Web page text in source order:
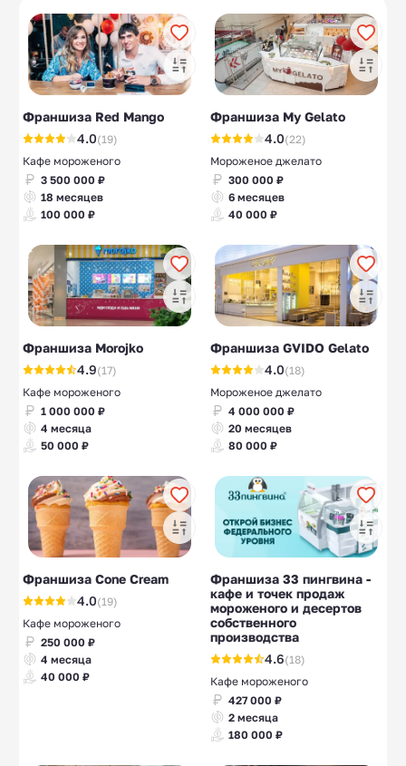
Отели, гостиницы 22
Гостиницы для
животных
10
Выращивание рыбы 10 Бьюти коворкинг 10
Франшиза Red Mango
4.0(19)
Кафе мороженого
3 500 000 ₽
18 месяцев
100 000 ₽
Франшиза My Gelato
4.0(22)
Мороженое джелато
300 000 ₽
6 месяцев
40 000 ₽
Франшиза Morojko
4.9(17)
Кафе мороженого
1 000 000 ₽
4 месяца
50 000 ₽
Франшиза GVIDO Gelato
4.0(18)
Мороженое джелато
4 000 000 ₽
20 месяцев
80 000 ₽
Франшиза Cone Cream
4.0(19)
Кафе мороженого
250 000 ₽
4 месяца
40 000 ₽
Франшиза 33 пингвина -
кафе и точек продаж
мороженого и десертов
собственного
производства
4.6(18)
Кафе мороженого
427 000 ₽
2 месяца
180 000 ₽